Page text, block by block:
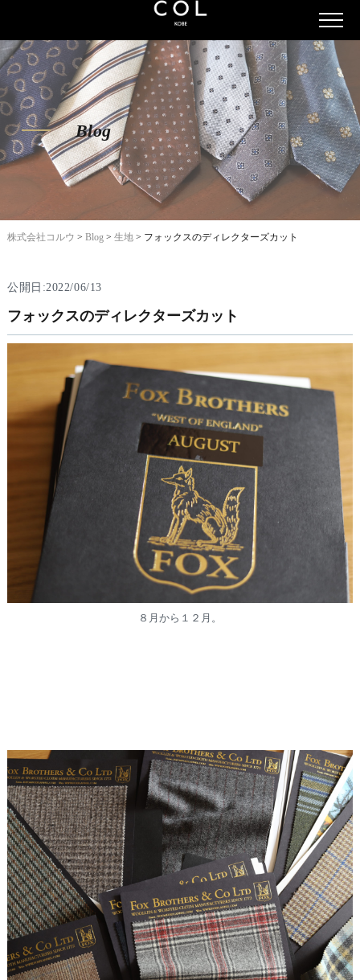
Blog
株式会社コルウ > Blog> 生地> フォックスのディレクターズカット
公開日:2022/06/13
フォックスのディレクターズカット
８月から１２月。